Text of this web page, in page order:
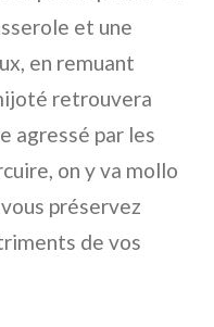
et une
en remuant
retrouvera
agressé par les
on y va mollo
préservez
de vos